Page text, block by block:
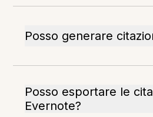
Posso generare
Posso esportare le
Evernote?